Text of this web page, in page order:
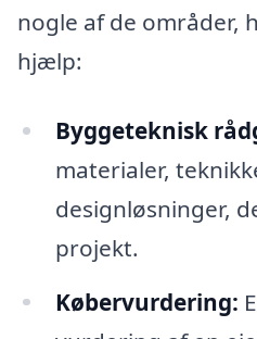
nogle af de områder,
hjælp:
Byggeteknisk
materialer,
designløsninger,
projekt.
Købervurdering: